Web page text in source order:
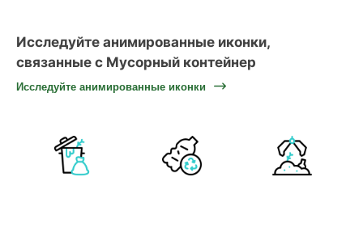
Исследуйте анимированные иконки,
связанные с Мусорный контейнер
Исследуйте анимированные иконки